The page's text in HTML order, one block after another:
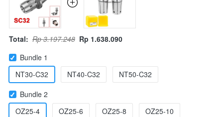
Total: Rp 3.197.248 Rp 1.638.090
Bundle 1
NT30-C32
NT40-C32
NT50-C32
Bundle 2
OZ25-4
OZ25-6 OZ25-8 OZ25-10